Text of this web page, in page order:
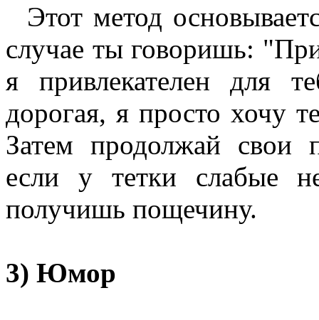
Этот метод
случае ты говоришь:
я привлекателен для
дорогая, я просто хочу
Затем продолжай свои
если у тетки слабые
получишь пощечину.
3) Юмор